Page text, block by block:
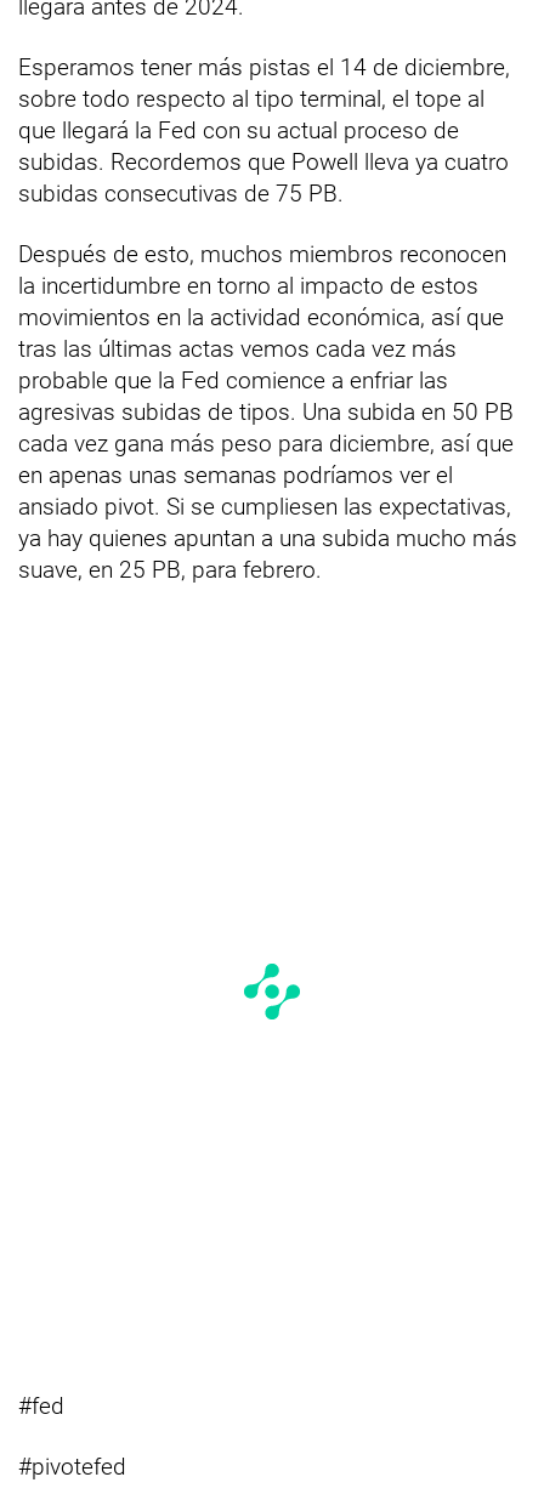
llegará antes de 2024.
Esperamos tener más pistas el 14 de diciembre,
sobre todo respecto al tipo terminal, el tope al
que llegará la Fed con su actual proceso de
subidas. Recordemos que Powell lleva ya cuatro
subidas consecutivas de 75 PB.
Después de esto, muchos miembros reconocen
la incertidumbre en torno al impacto de estos
movimientos en la actividad económica, así que
tras las últimas actas vemos cada vez más
probable que la Fed comience a enfriar las
agresivas subidas de tipos. Una subida en 50 PB
cada vez gana más peso para diciembre, así que
en apenas unas semanas podríamos ver el
ansiado pivot. Si se cumpliesen las expectativas,
ya hay quienes apuntan a una subida mucho más
suave, en 25 PB, para febrero.
#fed
#pivotefed